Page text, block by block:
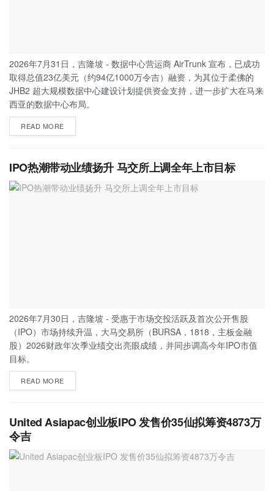
2026年7月31日，吉隆坡 - 数据中心营运商 AirTrunk 宣布，已成功
取得总值23亿美元（约94亿1000万令吉）融资，为其位于柔佛的
JHB2 超大规模数据中心建设计划提供资金支持，进一步扩大在马来
西亚的数据中心布局。
READ MORE
IPO热潮带动业绩扬升 马交所上调全年上市目标
2026年7月30日，吉隆坡 - 受惠于市场交投活跃及首次公开售股
（IPO）市场持续升温，大马交易所（BURSA，1818，主板金融
股）2026财政年次季业绩交出亮眼成绩，并同步调高今年IPO市值
目标。
READ MORE
United Asiapac创业板IPO 发售价35仙拟筹资4873万
令吉